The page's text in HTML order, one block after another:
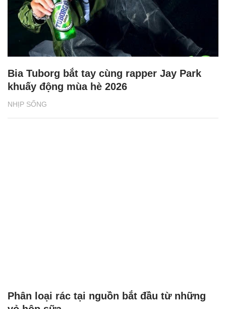
NHỊP SỐNG
Bia Tuborg bắt tay cùng rapper Jay Park
khuấy động mùa hè 2026
Phân loại rác tại nguồn bắt đầu từ những